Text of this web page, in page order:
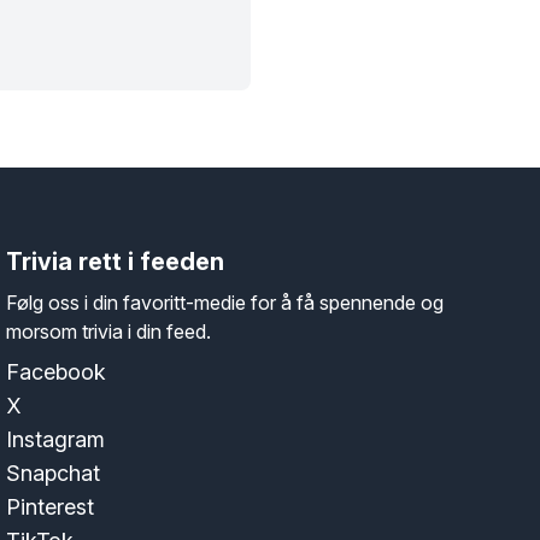
Trivia rett i feeden
Følg oss i din favoritt-medie for å få spennende og
morsom trivia i din feed.
Facebook
X
Instagram
Snapchat
Pinterest